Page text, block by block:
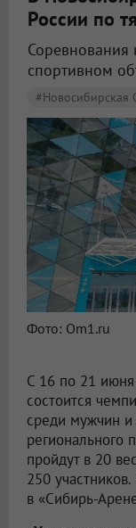
России по
Соревнования
спортивном
#Новосибирская
Фото: Om1.ru
С 16 по 21
состоится
среди мужчин
регионального
пройдут в 20
250
в «Сибирь-